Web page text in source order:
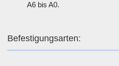
A6 bis A0.
Befestigungsarten: